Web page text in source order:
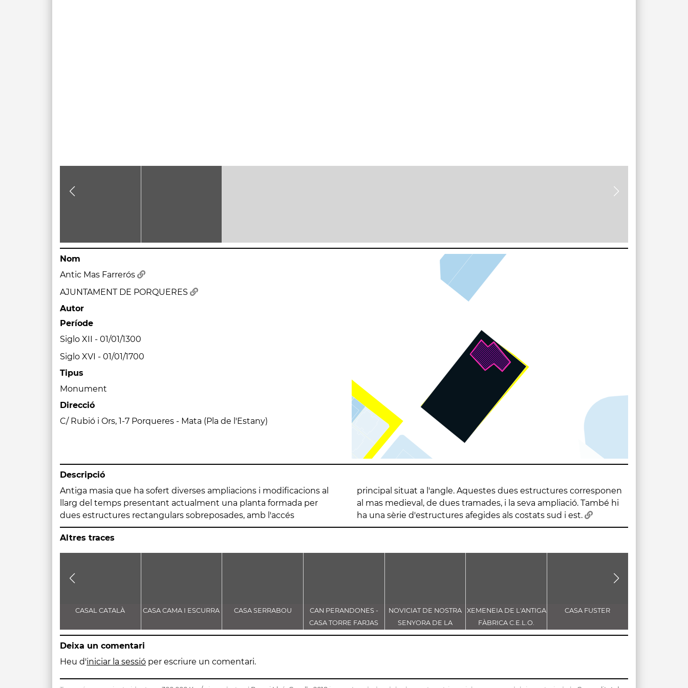
Nom
Antic Mas Farrerós
AJUNTAMENT DE PORQUERES
Autor
Període
Siglo XII - 01/01/1300
Siglo XVI - 01/01/1700
Tipus
Monument
Direcció
C/ Rubió i Ors, 1-7 Porqueres - Mata (Pla de l'Estany)
Descripció
Antiga masia que ha sofert diverses ampliacions i modificacions al
llarg del temps presentant actualment una planta formada per
dues estructures rectangulars sobreposades, amb l'accés
principal situat a l'angle. Aquestes dues estructures corresponen
al mas medieval, de dues tramades, i la seva ampliació. També hi
ha una sèrie d'estructures afegides als costats sud i est.
Altres traces
CASAL CATALÀ CASA CAMA I ESCURRA CASA SERRABOU
CAN PERANDONES -
CASA TORRE FARJAS
NOVICIAT DE NOSTRA
SENYORA DE LA
CONSOLACIÓ
XEMENEIA DE L'ANTIGA
FÀBRICA C.E.L.O.
CASA FUSTER
Deixa un comentari
Heu d'iniciar la sessió per escriure un comentari.